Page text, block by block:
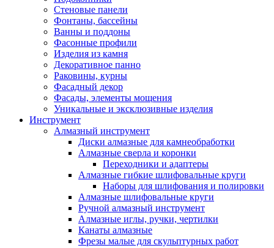
Стеновые панели
Фонтаны, бассейны
Ванны и поддоны
Фасонные профили
Изделия из камня
Декоративное панно
Раковины, курны
Фасадный декор
Фасады, элементы мощения
Уникальные и эксклюзивные изделия
Инструмент
Алмазный инструмент
Диски алмазные для камнеобработки
Алмазные сверла и коронки
Переходники и адаптеры
Алмазные гибкие шлифовальные круги
Наборы для шлифования и полировки
Алмазные шлифовальные круги
Ручной алмазный инструмент
Алмазные иглы, ручки, чертилки
Канаты алмазные
Фрезы малые для скульптурных работ